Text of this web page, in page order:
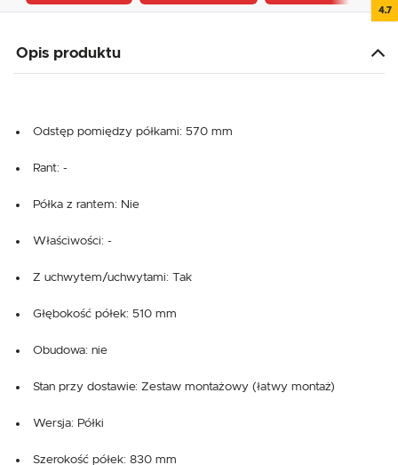
Opis produktu
Odstęp pomiędzy półkami: 570 mm
Rant: -
Półka z rantem: Nie
Właściwości: -
Z uchwytem/uchwytami: Tak
Głębokość półek: 510 mm
Obudowa: nie
Stan przy dostawie: Zestaw montażowy (łatwy montaż)
Wersja: Półki
Szerokość półek: 830 mm
4.7